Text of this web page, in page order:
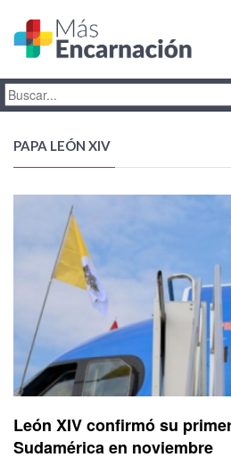
PAPA LEÓN XIV
León XIV confirmó su
Sudamérica en noviembre